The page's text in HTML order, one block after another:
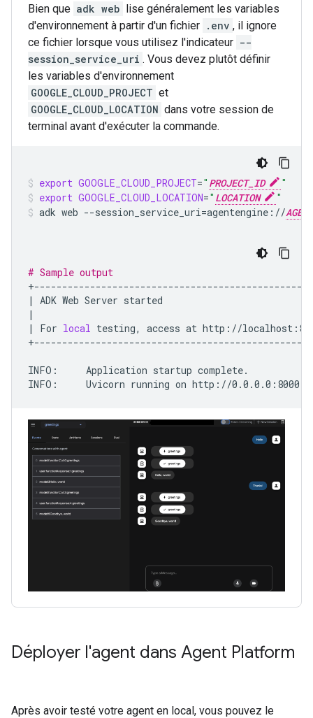
Bien que adk web lise généralement les variables
d'environnement à partir d'un fichier .env , il ignore
ce fichier lorsque vous utilisez l'indicateur --
session_service_uri . Vous devez plutôt définir
les variables d'environnement
GOOGLE_CLOUD_PROJECT et
GOOGLE_CLOUD_LOCATION dans votre session de
terminal avant d'exécuter la commande.
export GOOGLE_CLOUD_PROJECT=" PROJECT_ID
"
export GOOGLE_CLOUD_LOCATION=" LOCATION
"
adk web --session_service_uri=agentengine://
# Sample output
| ADK Web Server started
|
|
For local testing, access at http://
INFO: Application startup complete.
INFO:
Uvicorn running on http://0.0.0.0:8000
Déployer l'agent dans Agent Platform
Après avoir testé votre agent en local, vous pouvez le